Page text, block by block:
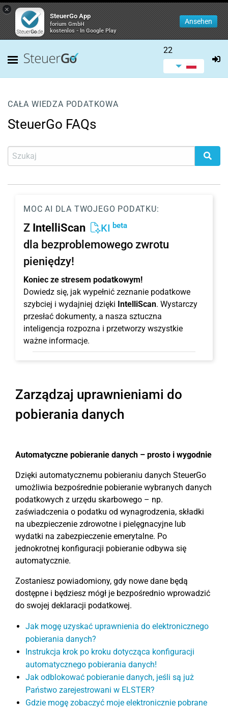
×
SteuerGo App
forium GmbH
kostenlos - In Google Play
Ansehen
22
CAŁA WIEDZA PODATKOWA
SteuerGo FAQs
MOC AI DLA TWOJEGO PODATKU:
Z IntelliScan KI beta
dla bezproblemowego zwrotu
pieniędzy!
Koniec ze stresem podatkowym!
Dowiedz się, jak wypełnić zeznanie podatkowe
szybciej i wydajniej dzięki IntelliScan. Wystarczy
przesłać dokumenty, a nasza sztuczna
inteligencja rozpozna i przetworzy wszystkie
ważne informacje.
Zarządzaj uprawnieniami do
pobierania danych
Automatyczne pobieranie danych – prosto i wygodnie
Dzięki automatycznemu pobieraniu danych SteuerGo
umożliwia bezpośrednie pobieranie wybranych danych
podatkowych z urzędu skarbowego – np.
zaświadczenia o podatku od wynagrodzenia, składki
na ubezpieczenie zdrowotne i pielęgnacyjne lub
wydatki na zabezpieczenie emerytalne. Po
jednokrotnej konfiguracji pobieranie odbywa się
automatycznie.
Zostaniesz powiadomiony, gdy nowe dane będą
dostępne i będziesz mógł je bezpośrednio wprowadzić
do swojej deklaracji podatkowej.
Jak mogę uzyskać uprawnienia do elektronicznego
pobierania danych?
Instrukcja krok po kroku dotycząca konfiguracji
automatycznego pobierania danych!
Jak odblokować pobieranie danych, jeśli są już
Państwo zarejestrowani w ELSTER?
Gdzie mogę zobaczyć moje elektronicznie pobrane